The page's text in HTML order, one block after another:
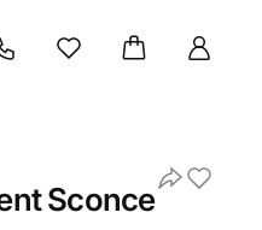
Sconce